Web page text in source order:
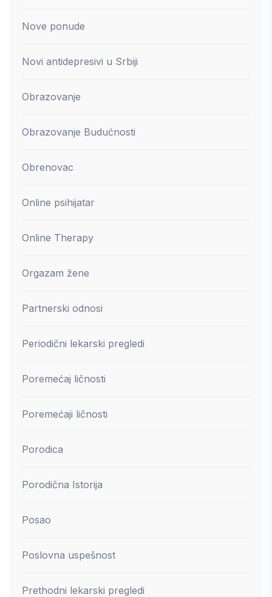
Nove ponude
Novi antidepresivi u Srbiji
Obrazovanje
Obrazovanje Budućnosti
Obrenovac
Online psihijatar
Online Therapy
Orgazam žene
Partnerski odnosi
Periodični lekarski pregledi
Poremećaj ličnosti
Poremećaji ličnosti
Porodica
Porodična Istorija
Posao
Poslovna uspešnost
Prethodni lekarski pregledi